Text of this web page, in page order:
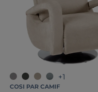
+1
COSI PAR CAMIF